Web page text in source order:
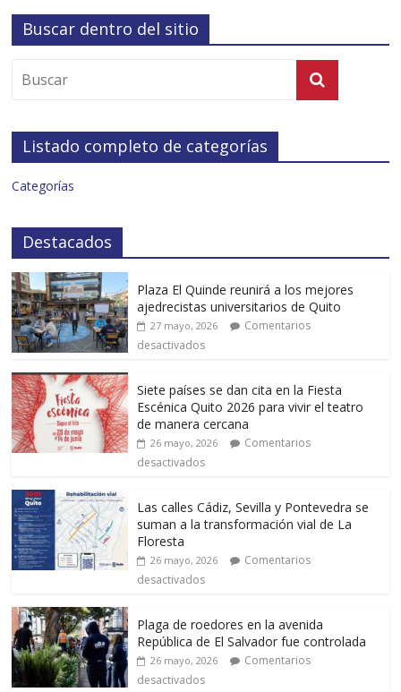
Buscar dentro del sitio
Listado completo de categorías
Categorías
Destacados
Plaza El Quinde reunirá a los mejores
ajedrecistas universitarios de Quito
27 mayo, 2026
Comentarios
desactivados
Siete países se dan cita en la Fiesta
Escénica Quito 2026 para vivir el teatro
de manera cercana
26 mayo, 2026
Comentarios
desactivados
Las calles Cádiz, Sevilla y Pontevedra se
suman a la transformación vial de La
Floresta
26 mayo, 2026
Comentarios
desactivados
Plaga de roedores en la avenida
República de El Salvador fue controlada
26 mayo, 2026
Comentarios
desactivados